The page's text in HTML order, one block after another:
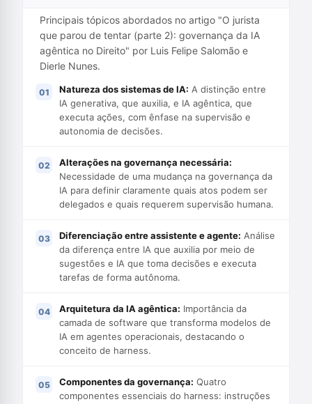
Principais tópicos abordados no artigo "O jurista
que parou de tentar (parte 2): governança da IA
agêntica no Direito" por Luis Felipe Salomão e
Dierle Nunes.
Natureza dos sistemas de IA: A distinção entre
IA generativa, que auxilia, e IA agêntica, que
executa ações, com ênfase na supervisão e
autonomia de decisões.
Alterações na governança necessária:
Necessidade de uma mudança na governança da
IA para definir claramente quais atos podem ser
delegados e quais requerem supervisão humana.
Diferenciação entre assistente e agente: Análise
da diferença entre IA que auxilia por meio de
sugestões e IA que toma decisões e executa
tarefas de forma autônoma.
Arquitetura da IA agêntica: Importância da
camada de software que transforma modelos de
IA em agentes operacionais, destacando o
conceito de harness.
Componentes da governança: Quatro
componentes essenciais do harness: instruções